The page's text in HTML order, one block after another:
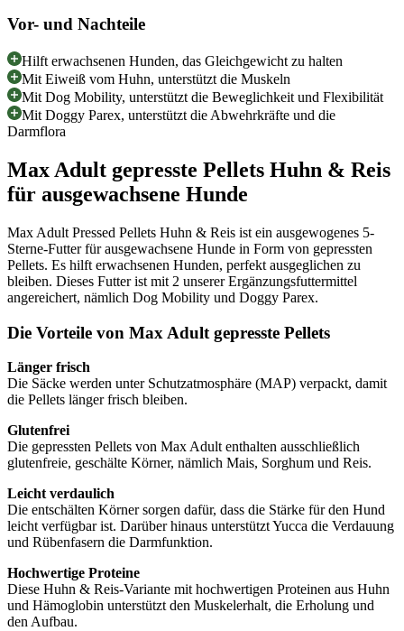
Vor- und Nachteile
Hilft erwachsenen Hunden, das Gleichgewicht zu halten
Mit Eiweiß vom Huhn, unterstützt die Muskeln
Mit Dog Mobility, unterstützt die Beweglichkeit und Flexibilität
Mit Doggy Parex, unterstützt die Abwehrkräfte und die
Darmflora
Max Adult gepresste Pellets Huhn & Reis
für ausgewachsene Hunde
Max Adult Pressed Pellets Huhn & Reis ist ein ausgewogenes 5-
Sterne-Futter für ausgewachsene Hunde in Form von gepressten
Pellets. Es hilft erwachsenen Hunden, perfekt ausgeglichen zu
bleiben. Dieses Futter ist mit 2 unserer Ergänzungsfuttermittel
angereichert, nämlich Dog Mobility und Doggy Parex.
Die Vorteile von Max Adult gepresste Pellets
Länger frisch
Die Säcke werden unter Schutzatmosphäre (MAP) verpackt, damit
die Pellets länger frisch bleiben.
Glutenfrei
Die gepressten Pellets von Max Adult enthalten ausschließlich
glutenfreie, geschälte Körner, nämlich Mais, Sorghum und Reis.
Leicht verdaulich
Die entschälten Körner sorgen dafür, dass die Stärke für den Hund
leicht verfügbar ist. Darüber hinaus unterstützt Yucca die Verdauung
und Rübenfasern die Darmfunktion.
Hochwertige Proteine
Diese Huhn & Reis-Variante mit hochwertigen Proteinen aus Huhn
und Hämoglobin unterstützt den Muskelerhalt, die Erholung und
den Aufbau.